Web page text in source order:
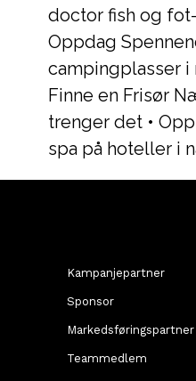
doctor fish og
Oppdag
campingplasser
Finne en Frisør
trenger det •
spa på hoteller i
Kampanjepartner
Sponsor
Markedsføringspartner
Teammedlem